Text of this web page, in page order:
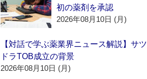
初の薬剤を承認
2026年08月10日 (月)
【対話で学ぶ薬業界ニュース解説】サツ
ドラTOB成立の背景
2026年08月10日 (月)